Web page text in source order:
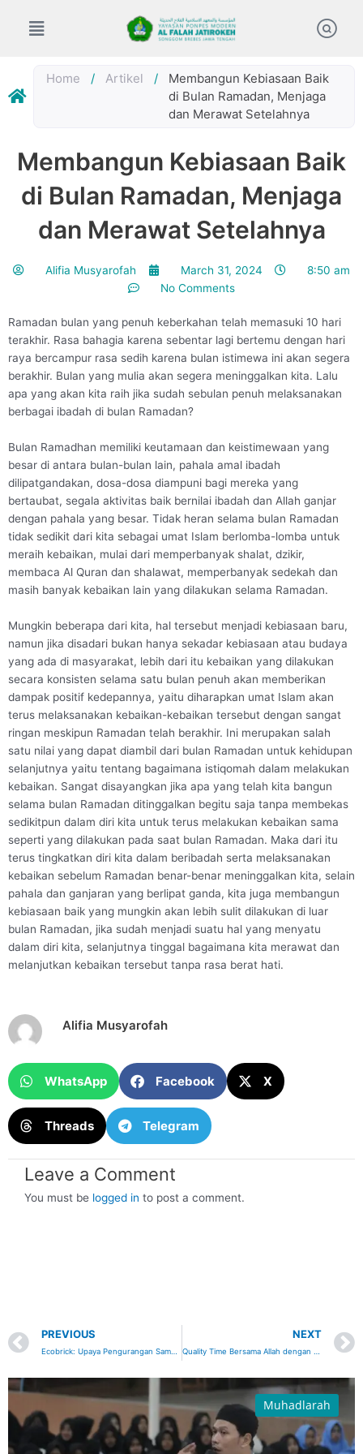
Home / Artikel /
Membangun Kebiasaan Baik
di Bulan Ramadan, Menjaga
dan Merawat Setelahnya
Membangun Kebiasaan Baik
di Bulan Ramadan, Menjaga
dan Merawat Setelahnya
Alifia Musyarofah March 31, 2024
8:50 am
No Comments
Ramadan bulan yang penuh keberkahan telah memasuki 10 hari
terakhir. Rasa bahagia karena sebentar lagi bertemu dengan hari
raya bercampur rasa sedih karena bulan istimewa ini akan segera
berakhir. Bulan yang mulia akan segera meninggalkan kita. Lalu
apa yang akan kita raih jika sudah sebulan penuh melaksanakan
berbagai ibadah di bulan Ramadan?
Bulan Ramadhan memiliki keutamaan dan keistimewaan yang
besar di antara bulan-bulan lain, pahala amal ibadah
dilipatgandakan, dosa-dosa diampuni bagi mereka yang
bertaubat, segala aktivitas baik bernilai ibadah dan Allah ganjar
dengan pahala yang besar. Tidak heran selama bulan Ramadan
tidak sedikit dari kita sebagai umat Islam berlomba-lomba untuk
meraih kebaikan, mulai dari memperbanyak shalat, dzikir,
membaca Al Quran dan shalawat, memperbanyak sedekah dan
masih banyak kebaikan lain yang dilakukan selama Ramadan.
Mungkin beberapa dari kita, hal tersebut menjadi kebiasaan baru,
namun jika disadari bukan hanya sekadar kebiasaan atau budaya
yang ada di masyarakat, lebih dari itu kebaikan yang dilakukan
secara konsisten selama satu bulan penuh akan memberikan
dampak positif kedepannya, yaitu diharapkan umat Islam akan
terus melaksanakan kebaikan-kebaikan tersebut dengan sangat
ringan meskipun Ramadan telah berakhir. Ini merupakan salah
satu nilai yang dapat diambil dari bulan Ramadan untuk kehidupan
selanjutnya yaitu tentang bagaimana istiqomah dalam melakukan
kebaikan. Sangat disayangkan jika apa yang telah kita bangun
selama bulan Ramadan ditinggalkan begitu saja tanpa membekas
sedikitpun dalam diri kita untuk terus melakukan kebaikan sama
seperti yang dilakukan pada saat bulan Ramadan. Maka dari itu
terus tingkatkan diri kita dalam beribadah serta melaksanakan
kebaikan sebelum Ramadan benar-benar meninggalkan kita, selain
pahala dan ganjaran yang berlipat ganda, kita juga membangun
kebiasaan baik yang mungkin akan lebih sulit dilakukan di luar
bulan Ramadan, jika sudah menjadi suatu hal yang menyatu
dalam diri kita, selanjutnya tinggal bagaimana kita merawat dan
melanjutkan kebaikan tersebut tanpa rasa berat hati.
Alifia Musyarofah
WhatsApp Facebook X
Threads Telegram
Leave a Comment
You must be logged in to post a comment.
Prev
PREVIOUS NEXT
Muhadlarah